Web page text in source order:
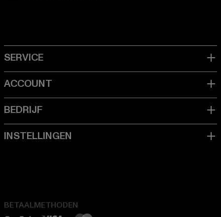
BETAALMETHODEN